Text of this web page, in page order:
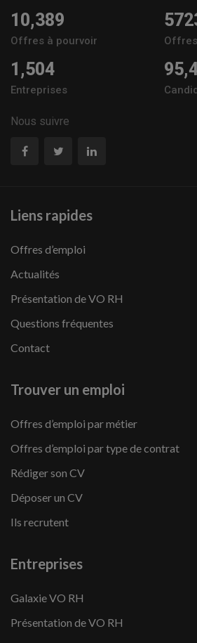
10,389
Offres à pourvoir
1,504
Entreprises
Nous suivre
Liens rapides
Offres d’emploi
Actualités
Présentation de VO RH
Questions fréquentes
Contact
Trouver un emploi
Offres d’emploi par métier
Offres d’emploi par type de contrat
Rédiger son CV
Déposer un CV
Ils recrutent
Entreprises
Galaxie VO RH
Présentation de VO RH